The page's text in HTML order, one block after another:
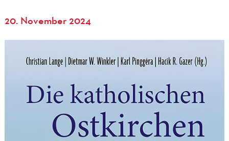
20. November 2024